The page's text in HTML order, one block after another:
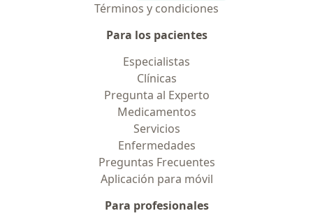
Términos y condiciones
Para los pacientes
Especialistas
Clínicas
Pregunta al Experto
Medicamentos
Servicios
Enfermedades
Preguntas Frecuentes
Aplicación para móvil
Para profesionales